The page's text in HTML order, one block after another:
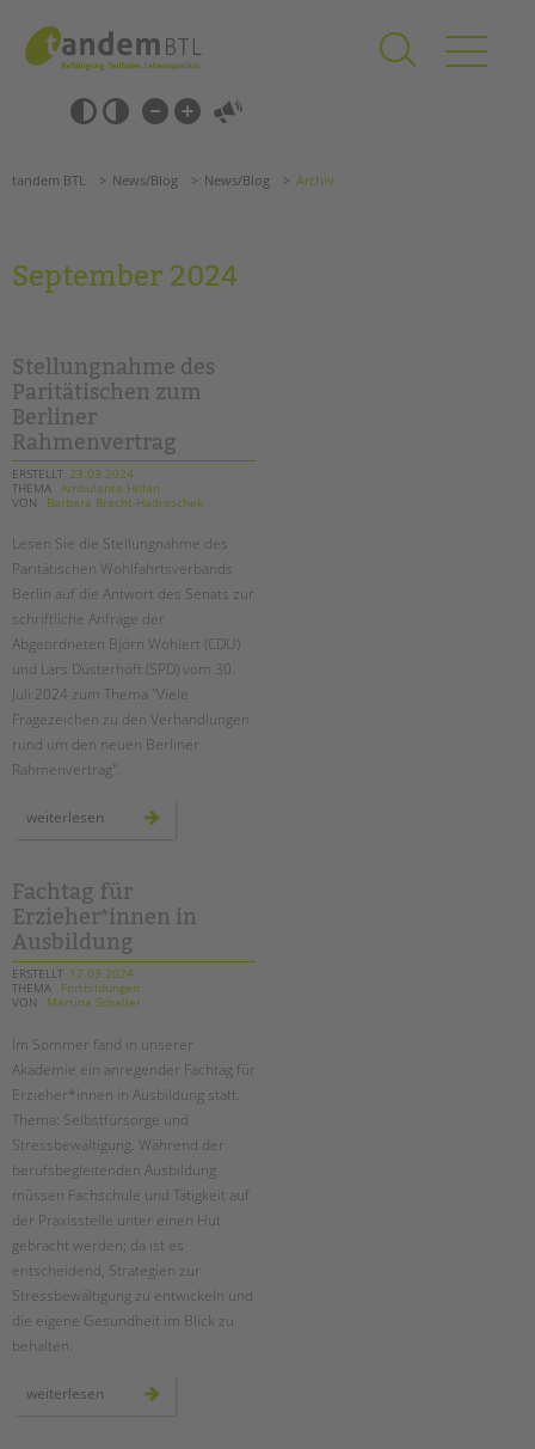
springen
Barrierefrei-
Einstellungen
überspringen
überspringen
Grundschulen
Förderzentren
Kollegs
EFöB
Schulbezogene Sozialarbeit
Tagesgruppen
EINGLIEDERUNGSHILFE
BETREUTES WOHNEN
TANDEM BTL AKADEMIE
Zertfikatskurse
Seminarkalender
PROFIL | LEITBILD
Bereiche im Überblick
Kinder- und Jugendschutz
Unsere Videos
schoolcoach BTL
tandem international
KARRIERE
Stellenangebote
tandem als Arbeitgeberin
NEWS/BLOG
unkuerzbar
Briefe an Kai
Suchen
tandem BTL News/Blog News/Blog Archiv
September 2024
Stellungnahme des
Paritätischen zum
Berliner
Rahmenvertrag
ERSTELLT 23.09.2024
THEMA Ambulante Hilfen
VON
Barbara Brecht-Hadraschek
Lesen Sie die Stellungnahme des
Paritätischen Wohlfahrtsverbands
Berlin auf die Antwort des Senats zur
schriftliche Anfrage der
Abgeordneten Björn Wohlert (CDU)
und Lars Düsterhöft (SPD) vom 30.
Juli 2024 zum Thema "Viele
Fragezeichen zu den Verhandlungen
rund um den neuen Berliner
Rahmenvertrag".
weiterlesen stellungnahme
rahmenvertrag
Fachtag für
Erzieher*innen in
Ausbildung
ERSTELLT 17.09.2024
THEMA
Fortbildungen
VON
Martina Schaller
Im Sommer fand in unserer
Akademie ein anregender Fachtag für
Erzieher*innen in Ausbildung statt.
Thema: Selbstfürsorge und
Stressbewältigung. Während der
berufsbegleitenden Ausbildung
müssen Fachschule und Tätigkeit auf
der Praxisstelle unter einen Hut
gebracht werden; da ist es
entscheidend, Strategien zur
Stressbewältigung zu entwickeln und
die eigene Gesundheit im Blick zu
behalten.
weiterlesen fachtag